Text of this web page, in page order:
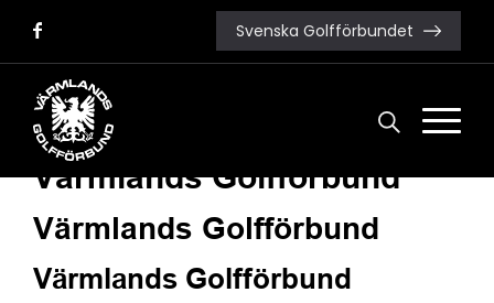
Svenska Golfförbundet
Värmlands Golfförbund
Värmlands Golfförbund
Värmlands Golfförbund
Värmlands Golfförbund
Värmlands Golfförbund